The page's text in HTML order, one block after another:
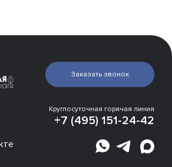
Круглосуточная горячая линия
+7 (495) 151-24-42
Заказать звонок